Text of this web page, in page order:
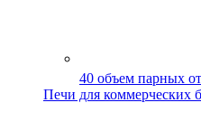
40 объем парных
Печи для коммерческих